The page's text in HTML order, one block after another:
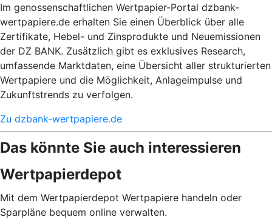
Im genossenschaftlichen Wertpapier-Portal dzbank-
wertpapiere.de erhalten Sie einen Überblick über alle
Zertifikate, Hebel- und Zinsprodukte und Neuemissionen
der DZ BANK. Zusätzlich gibt es exklusives Research,
umfassende Marktdaten, eine Übersicht aller strukturierten
Wertpapiere und die Möglichkeit, Anlageimpulse und
Zukunftstrends zu verfolgen.
Zu dzbank-wertpapiere.de
Das könnte Sie auch interessieren
Wertpapierdepot
Mit dem Wertpapierdepot Wertpapiere handeln oder
Sparpläne bequem online verwalten.